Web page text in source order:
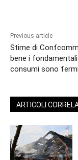
Previous article
Stime di
bene i
consumi sono fermi
ARTICOLI